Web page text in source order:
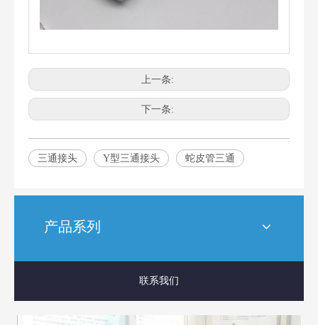
上一条:
下一条:
三通接头 Y型三通接头 蛇皮管三通
产品系列
联系我们